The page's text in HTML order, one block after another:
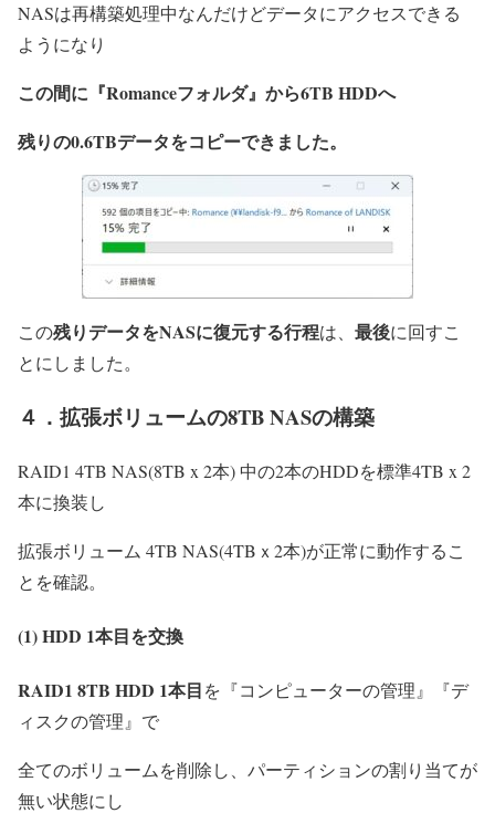
NASは再構築処理中なんだけどデータにアクセスできる
ようになり
この間に『Romanceフォルダ』から6TB HDDへ
残りの0.6TBデータをコピーできました。
この残りデータをNASに復元する行程は、 最後に回すこ
とにしました。
４．拡張ボリュームの8TB NASの構築
RAID1 4TB NAS(8TB x 2本) 中の2本のHDDを標準4TB x 2
本に換装し
拡張ボリューム 4TB NAS(4TBｘ2本)が正常に動作するこ
とを確認。
(1) HDD 1本目を交換
RAID1 8TB HDD 1本目を『コンピューターの管理』『デ
ィスクの管理』で
全てのボリュームを削除し、パーティションの割り当てが
無い状態にし